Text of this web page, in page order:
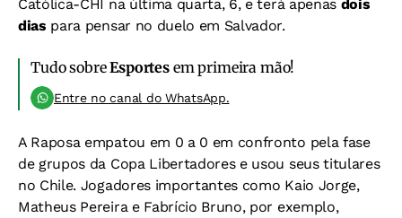
Católica-CHI na última quarta, 6, e terá apenas dois
dias para pensar no duelo em Salvador.
Tudo sobreEsportesem primeira mão!
Entre no canal do WhatsApp.
A Raposa empatou em 0 a 0 em confronto pela fase
de grupos da Copa Libertadores e usou seus titulares
no Chile. Jogadores importantes como Kaio Jorge,
Matheus Pereira e Fabrício Bruno, por exemplo,